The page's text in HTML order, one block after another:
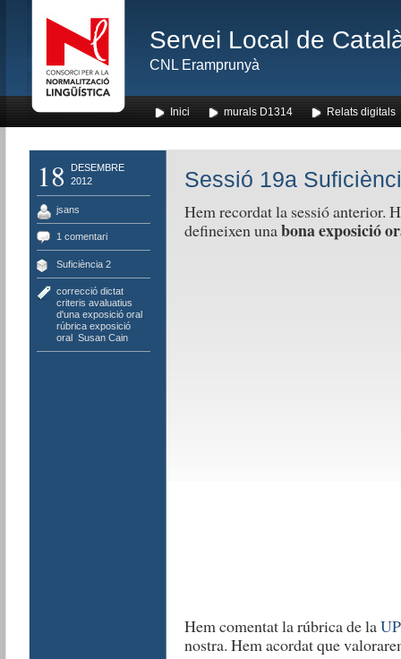
Servei Local de
CNL Eramprunyà
Inici murals D1314 Relats digitals
18
DESEMBRE
2012
jsans
1 comentari
Suficiència 2
correcció dictat,
criteris avaluatius
d'una exposició oral,
rúbrica exposició
oral, Susan Cain
Sessió 19a
Hem recordat la sessió anterior.
defineixen unabona exposició
Hem comentat la rúbrica de la
nostra. Hem acordat que